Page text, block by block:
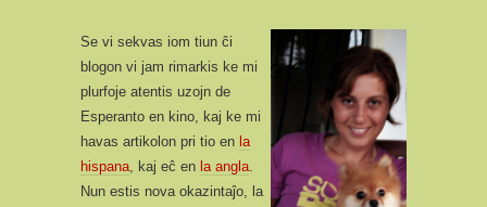
Se vi sekvas iom tiun ĉi
blogon vi jam rimarkis ke mi
plurfoje atentis uzojn de
Esperanto en kino, kaj ke mi
havas artikolon pri tio en la
hispana, kaj eĉ en la angla.
Nun estis nova okazintaĵo, la